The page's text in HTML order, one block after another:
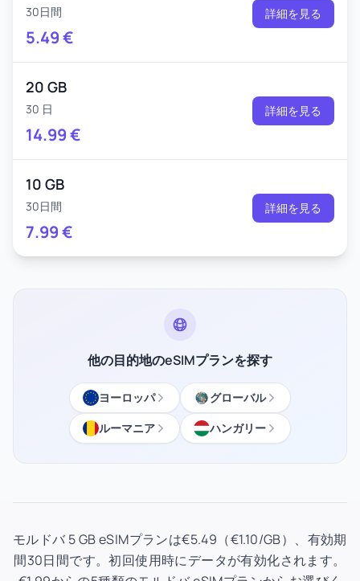
30日間
5.49€
詳細を見る
20 GB
30 日
14.99€
詳細を見る
10 GB
30日間
7.99€
詳細を見る
他の目的地のeSIMプランを探す
ヨーロッパ
グローバル
ルーマニア
ハンガリー
モルドバ 5 GB eSIMプランは€5.49（€1.10/GB）、有効期
間30日間です。初回使用時にデータが有効化されます。